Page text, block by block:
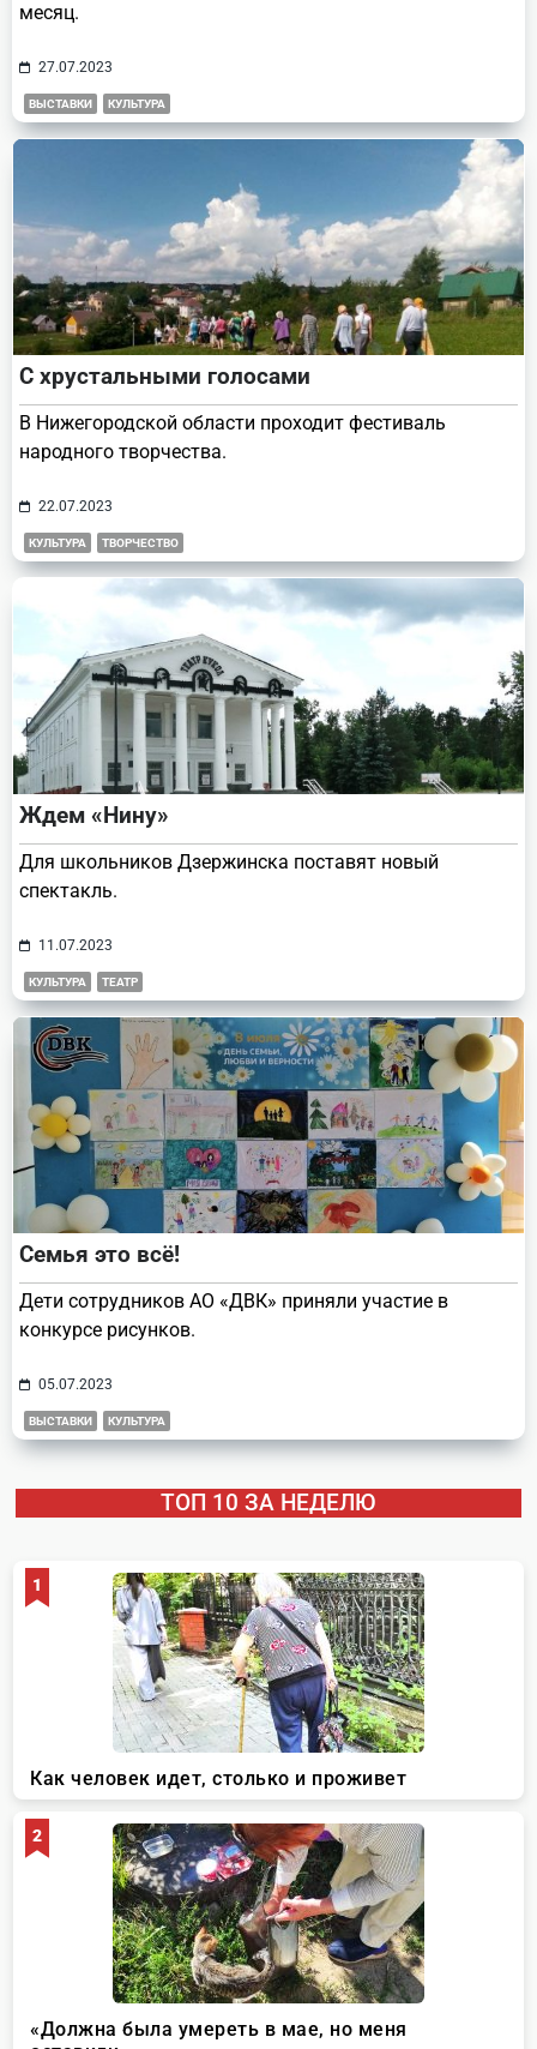
месяц.
27.07.2023
ВЫСТАВКИ КУЛЬТУРА
С хрустальными голосами
В Нижегородской области проходит фестиваль
народного творчества.
22.07.2023
КУЛЬТУРА ТВОРЧЕСТВО
Ждем «Нину»
Для школьников Дзержинска поставят новый
спектакль.
11.07.2023
КУЛЬТУРА ТЕАТР
Семья это всё!
Дети сотрудников АО «ДВК» приняли участие в
конкурсе рисунков.
05.07.2023
ВЫСТАВКИ КУЛЬТУРА
ТОП 10 ЗА НЕДЕЛЮ